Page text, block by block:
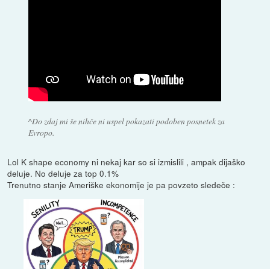
^Do zdaj mi še nihče ni uspel pokazati podoben posnetek za
Evropo.
Lol K shape economy ni nekaj kar so si izmislili , ampak dijaško
deluje. No deluje za top 0.1%
Trenutno stanje Ameriške ekonomije je pa povzeto sledeče :